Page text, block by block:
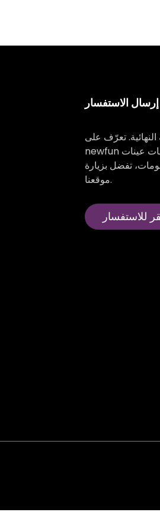
إرسال الاستفسار
تعرّف على
newfun واحصل على أحدث ألبومات عينات
تفضل بزيارة
موقعنا.
للاستفسار